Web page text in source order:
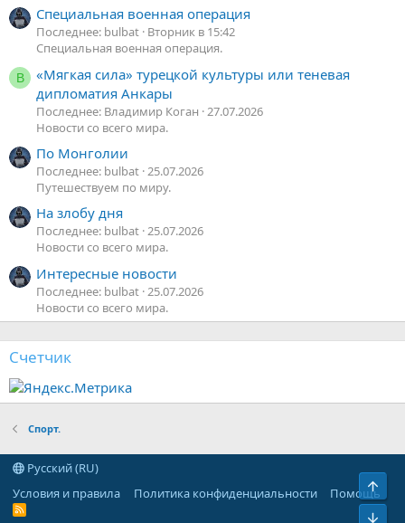
Специальная военная операция
Последнее: bulbat Вторник в 15:42
Специальная военная операция.
В
«Мягкая сила» турецкой культуры или теневая
дипломатия Анкары
Последнее: Владимир Коган 27.07.2026
Новости со всего мира.
По Монголии
Последнее: bulbat 25.07.2026
Путешествуем по миру.
На злобу дня
Последнее: bulbat 25.07.2026
Новости со всего мира.
Интересные новости
Последнее: bulbat 25.07.2026
Новости со всего мира.
Счетчик
Спорт.
Русский (RU)
Условия и правила
Политика конфиденциальности Помощь
R